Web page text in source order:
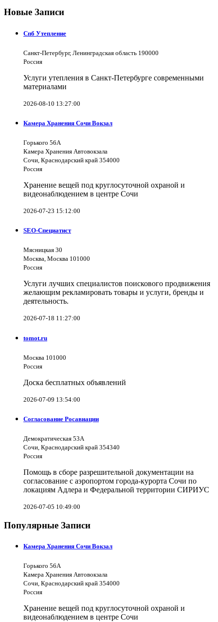
Новые Записи
Спб Утепление
Санкт-Петербург, Ленинградская область 190000
Россия
Услуги утепления в Санкт-Петербурге современными
материалами
2026-08-10 13:27:00
Камера Хранения Сочи Вокзал
Горького 56А
Камера Хранения Автовокзала
Сочи, Краснодарский край 354000
Россия
Хранение вещей под круглосуточной охраной и
видеонаблюдением в центре Сочи
2026-07-23 15:12:00
SEO-Специатист
Мясницкая 30
Москва, Москва 101000
Россия
Услуги лучших специалистов поискового продвижения
желающим рекламировать товары и услуги, бренды и
деятельность.
2026-07-18 11:27:00
tomot.ru
Москва 101000
Россия
Доска бесплатных объявлений
2026-07-09 13:54:00
Согласование Росавиации
Демократическая 53А
Сочи, Краснодарский край 354340
Россия
Помощь в сборе разрешительной документации на
согласование с аэропортом города-курорта Сочи по
локациям Адлера и Федеральной территории СИРИУС
2026-07-05 10:49:00
Популярные Записи
Камера Хранения Сочи Вокзал
Горького 56А
Камера Хранения Автовокзала
Сочи, Краснодарский край 354000
Россия
Хранение вещей под круглосуточной охраной и
видеонаблюдением в центре Сочи